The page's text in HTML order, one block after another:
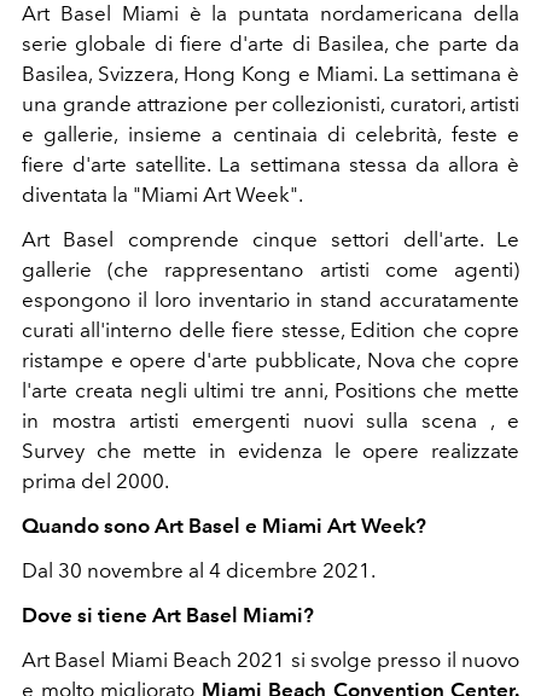
Art Basel Miami è la puntata nordamericana della
serie globale di fiere d'arte di Basilea, che parte da
Basilea, Svizzera, Hong Kong e Miami. La settimana è
una grande attrazione per collezionisti, curatori, artisti
e gallerie, insieme a centinaia di celebrità, feste e
fiere d'arte satellite. La settimana stessa da allora è
diventata la "Miami Art Week".
Art Basel comprende cinque settori dell'arte. Le
gallerie (che rappresentano artisti come agenti)
espongono il loro inventario in stand accuratamente
curati all'interno delle fiere stesse, Edition che copre
ristampe e opere d'arte pubblicate, Nova che copre
l'arte creata negli ultimi tre anni, Positions che mette
in mostra artisti emergenti nuovi sulla scena , e
Survey che mette in evidenza le opere realizzate
prima del 2000.
Quando sono Art Basel e Miami Art Week?
Dal 30 novembre al 4 dicembre 2021.
Dove si tiene Art Basel Miami?
Art Basel Miami Beach 2021 si svolge presso il nuovo
e molto migliorato Miami Beach Convention Center.